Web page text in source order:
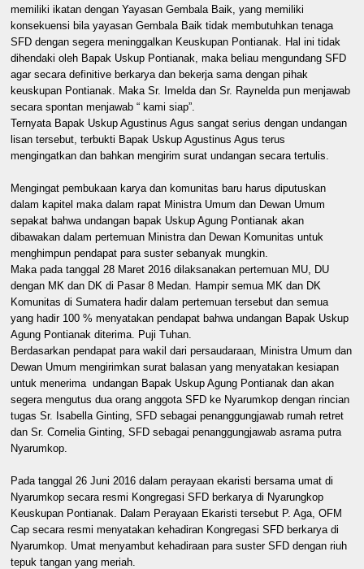
memiliki ikatan dengan Yayasan Gembala Baik, yang memiliki
konsekuensi bila yayasan Gembala Baik tidak membutuhkan tenaga
SFD dengan segera meninggalkan Keuskupan Pontianak. Hal ini tidak
dihendaki oleh Bapak Uskup Pontianak, maka beliau mengundang SFD
agar secara definitive berkarya dan bekerja sama dengan pihak
keuskupan Pontianak. Maka Sr. Imelda dan Sr. Raynelda pun menjawab
secara spontan menjawab “ kami siap”.
Ternyata Bapak Uskup Agustinus Agus sangat serius dengan undangan
lisan tersebut, terbukti Bapak Uskup Agustinus Agus terus
mengingatkan dan bahkan mengirim surat undangan secara tertulis.
Mengingat pembukaan karya dan komunitas baru harus diputuskan
dalam kapitel maka dalam rapat Ministra Umum dan Dewan Umum
sepakat bahwa undangan bapak Uskup Agung Pontianak akan
dibawakan dalam pertemuan Ministra dan Dewan Komunitas untuk
menghimpun pendapat para suster sebanyak mungkin.
Maka pada tanggal 28 Maret 2016 dilaksanakan pertemuan MU, DU
dengan MK dan DK di Pasar 8 Medan. Hampir semua MK dan DK
Komunitas di Sumatera hadir dalam pertemuan tersebut dan semua
yang hadir 100 % menyatakan pendapat bahwa undangan Bapak Uskup
Agung Pontianak diterima. Puji Tuhan.
Berdasarkan pendapat para wakil dari persaudaraan, Ministra Umum dan
Dewan Umum mengirimkan surat balasan yang menyatakan kesiapan
untuk menerima undangan Bapak Uskup Agung Pontianak dan akan
segera mengutus dua orang anggota SFD ke Nyarumkop dengan rincian
tugas Sr. Isabella Ginting, SFD sebagai penanggungjawab rumah retret
dan Sr. Cornelia Ginting, SFD sebagai penanggungjawab asrama putra
Nyarumkop.
Pada tanggal 26 Juni 2016 dalam perayaan ekaristi bersama umat di
Nyarumkop secara resmi Kongregasi SFD berkarya di Nyarungkop
Keuskupan Pontianak. Dalam Perayaan Ekaristi tersebut P. Aga, OFM
Cap secara resmi menyatakan kehadiran Kongregasi SFD berkarya di
Nyarumkop. Umat menyambut kehadiraan para suster SFD dengan riuh
tepuk tangan yang meriah.